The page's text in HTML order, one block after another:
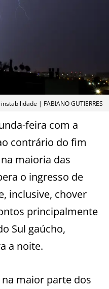
| FABIANO GUTIERRES
feira com a
contrário do fim
maioria das
o ingresso de
inclusive, chover
principalmente
Sul gaúcho,
a noite.
maior parte dos